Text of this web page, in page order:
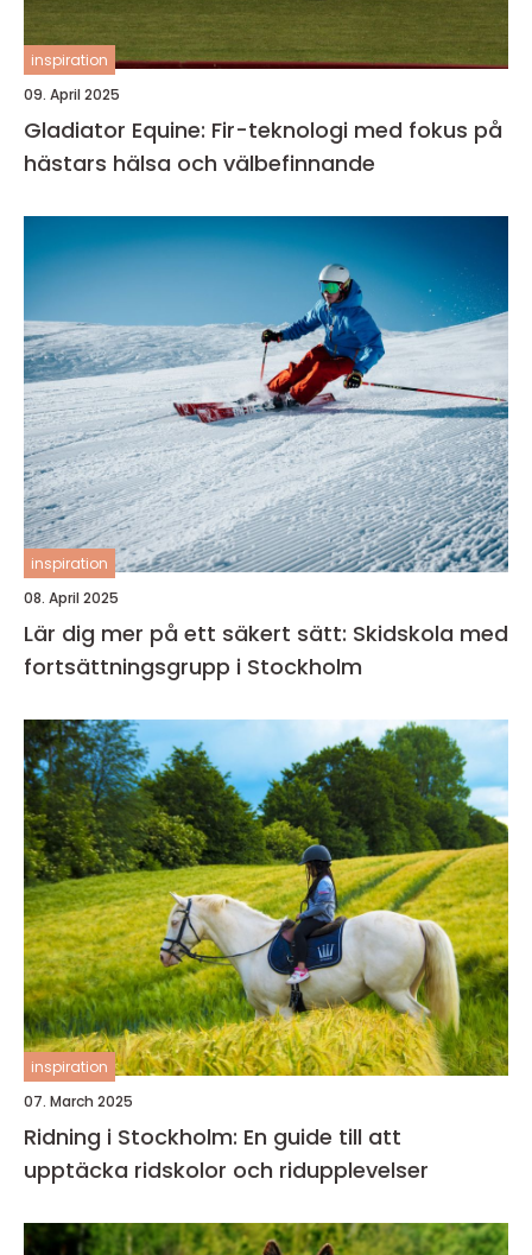
inspiration
09. April 2025
Gladiator Equine: Fir-teknologi med fokus på
hästars hälsa och välbefinnande
inspiration
08. April 2025
Lär dig mer på ett säkert sätt: Skidskola med
fortsättningsgrupp i Stockholm
inspiration
07. March 2025
Ridning i Stockholm: En guide till att
upptäcka ridskolor och ridupplevelser